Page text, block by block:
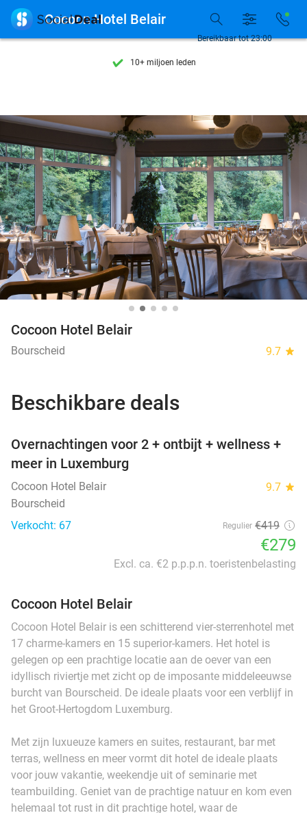
7 dagen per week beschikbaar
10+ miljoen leden
7 dagen per week beschikbaar
10+ miljoen leden
Bereikbaar tot 23:00
 Cocoon Hotel Belair
Cocoon Hotel Belair
Bourscheid 9.7 star
Beschikbare deals
Overnachtingen voor 2 + ontbijt + wellness +
meer in Luxemburg
Cocoon Hotel Belair 9.7 star
Bourscheid
Verkocht: 67
Regulier €419
€279
Excl. ca. €2 p.p.p.n. toeristenbelasting
Cocoon Hotel Belair
Cocoon Hotel Belair is een schitterend vier-sterrenhotel met
17 charme-kamers en 15 superior-kamers. Het hotel is
gelegen op een prachtige locatie aan de oever van een
idyllisch riviertje met zicht op de imposante middeleeuwse
burcht van Bourscheid. De ideale plaats voor een verblijf in
het Groot-Hertogdom Luxemburg.
Met zijn luxueuze kamers en suites, restaurant, bar met
terras, wellness en meer vormt dit hotel de ideale plaats
voor jouw vakantie, weekendje uit of seminarie met
teambuilding. Geniet van de prachtige natuur en kom even
helemaal tot rust in dit prachtige hotel, waar de